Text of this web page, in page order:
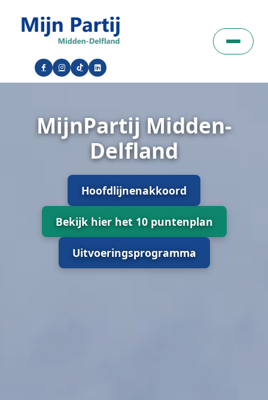
MijnPartij Midden-
Delfland
Hoofdlijnenakkoord
Bekijk hier het 10 puntenplan
Uitvoeringsprogramma